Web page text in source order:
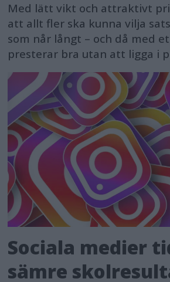
Med lätt vikt och attraktivt
att allt fler ska kunna vilja
som når långt – och då med
presterar bra utan att ligga i
Sociala medier
sämre